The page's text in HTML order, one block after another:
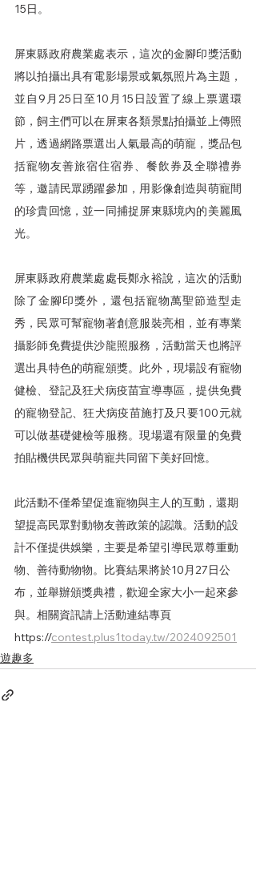
15日。
屏東縣政府農業處表示，這次的金腳印獎活動
將以拍攝出具有電影場景或氣氛照片為主題，
並自9月25日至10月15日設置了線上票選環
節，飼主們可以在屏東各類景點拍攝並上傳照
片，透過網路票選出人氣最高的萌寵，獎品包
括寵物友善旅宿住宿券、餐飲券及全聯禮券
等，邀請民眾踴躍參加，用影像創造與萌寵間
的珍貴回憶，並一同捕捉屏東縣境內的美麗風
光。
屏東縣政府農業處處長鄭永裕說，這次的活動
除了金腳印獎外，還包括寵物萬聖節造型走
秀，民眾可幫寵物著創意服裝亮相，並有專業
攝影師免費提供沙龍照服務，活動當天也將評
選出具特色的萌寵頒獎。此外，現場設有寵物
健檢、登記及狂犬病疫苗宣導專區，提供免費
的寵物登記、狂犬病疫苗施打及只要100元就
可以做基礎健檢等服務。現場還有限量的免費
拍貼機供民眾與萌寵共同留下美好回憶。
此活動不僅希望促進寵物與主人的互動，還期
望提高民眾對動物友善政策的認識。活動的設
計不僅提供娛樂，主要是希望引導民眾尊重動
物、善待動物物。比賽結果將於10月27日公
布，並舉辦頒獎典禮，歡迎全家大小一起來參
與。相關資訊請上活動連結專頁
https://contest.plus1today.tw/2024092501
遊趣多